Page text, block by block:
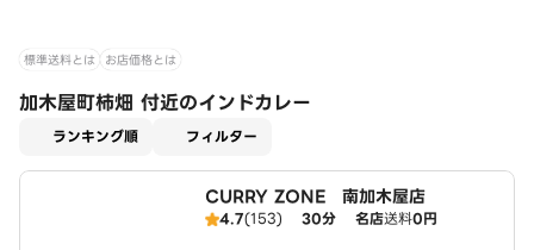
標準送料とは お店価格とは
加木屋町柿畑 付近のインドカレー
ランキング順 フィルター
CURRY ZONE 南加木屋店
4.7(153) 30分 名店送料0円